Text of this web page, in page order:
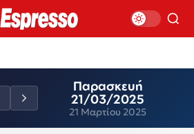
Παρασκευή
21/03/2025
21 Μαρτίου 2025